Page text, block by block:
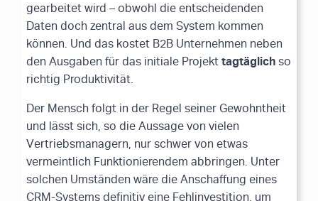
gearbeitet wird – obwohl die entscheidenden
Daten doch zentral aus dem System kommen
können. Und das kostet B2B Unternehmen neben
den Ausgaben für das initiale Projekt tagtäglich so
richtig Produktivität.
Der Mensch folgt in der Regel seiner Gewohntheit
und lässt sich, so die Aussage von vielen
Vertriebsmanagern, nur schwer von etwas
vermeintlich Funktionierendem abbringen. Unter
solchen Umständen wäre die Anschaffung eines
CRM-Systems definitiv eine Fehlinvestition, um